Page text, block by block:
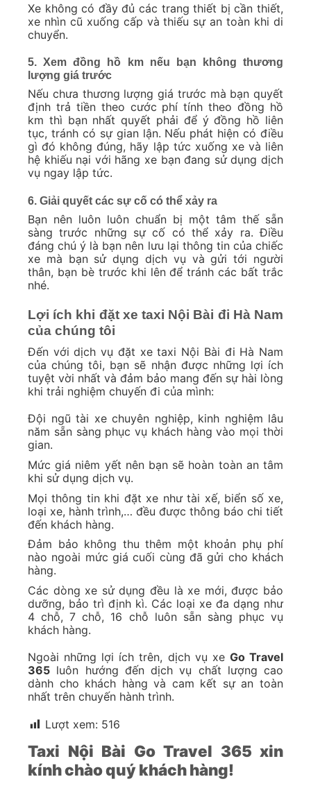
Xe không có đầy đủ các trang thiết bị cần thiết,
xe nhìn cũ xuống cấp và thiếu sự an toàn khi di
chuyển.
5. Xem đồng hồ km nếu bạn không thương
lượng giá trước
Nếu chưa thương lượng giá trước mà bạn quyết
định trả tiền theo cước phí tính theo đồng hồ
km thì bạn nhất quyết phải để ý đồng hồ liên
tục, tránh có sự gian lận. Nếu phát hiện có điều
gì đó không đúng, hãy lập tức xuống xe và liên
hệ khiếu nại với hãng xe bạn đang sử dụng dịch
vụ ngay lập tức.
6. Giải quyết các sự cố có thể xảy ra
Bạn nên luôn luôn chuẩn bị một tâm thế sẵn
sàng trước những sự cố có thể xảy ra. Điều
đáng chú ý là bạn nên lưu lại thông tin của chiếc
xe mà bạn sử dụng dịch vụ và gửi tới người
thân, bạn bè trước khi lên để tránh các bất trắc
nhé.
Lợi ích khi đặt xe taxi Nội Bài đi Hà Nam
của chúng tôi
Đến với dịch vụ đặt xe taxi Nội Bài đi Hà Nam
của chúng tôi, bạn sẽ nhận được những lợi ích
tuyệt vời nhất và đảm bảo mang đến sự hài lòng
khi trải nghiệm chuyến đi của mình:
Đội ngũ tài xe chuyên nghiệp, kinh nghiệm lâu
năm sẵn sàng phục vụ khách hàng vào mọi thời
gian.
Mức giá niêm yết nên bạn sẽ hoàn toàn an tâm
khi sử dụng dịch vụ.
Mọi thông tin khi đặt xe như tài xế, biển số xe,
loại xe, hành trình,… đều được thông báo chi tiết
đến khách hàng.
Đảm bảo không thu thêm một khoản phụ phí
nào ngoài mức giá cuối cùng đã gửi cho khách
hàng.
Các dòng xe sử dụng đều là xe mới, được bảo
dưỡng, bảo trì định kì. Các loại xe đa dạng như
4 chỗ, 7 chỗ, 16 chỗ luôn sẵn sàng phục vụ
khách hàng.
Ngoài những lợi ích trên, dịch vụ xe Go Travel
365 luôn hướng đến dịch vụ chất lượng cao
dành cho khách hàng và cam kết sự an toàn
nhất trên chuyến hành trình.
Lượt xem: 516
Taxi Nội Bài Go Travel 365 xin
kính chào quý khách hàng!